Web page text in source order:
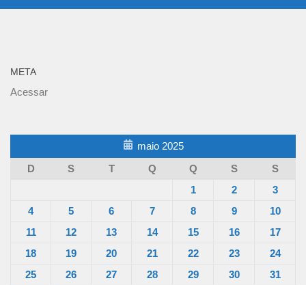
META
Acessar
maio 2025
D
S T Q Q S
S
1
2
3
4
5 6 7 8 9
10
11
12 13 14 15 16
17
18
19 20 21 22 23
24
25
26 27 28 29 30
31